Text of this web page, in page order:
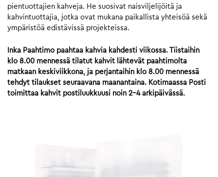
pientuottajien kahveja. He suosivat naisviljelijöitä ja
kahvintuottajia, jotka ovat mukana paikallista yhteisöä sekä
ympäristöä edistävissä projekteissa.
Inka Paahtimo paahtaa kahvia kahdesti viikossa. Tiistaihin
klo 8.00 mennessä tilatut kahvit lähtevät paahtimolta
matkaan keskiviikkona, ja perjantaihin klo 8.00 mennessä
tehdyt tilaukset seuraavana maanantaina. Kotimaassa Posti
toimittaa kahvit postiluukkuusi noin 2-4 arkipäivässä.